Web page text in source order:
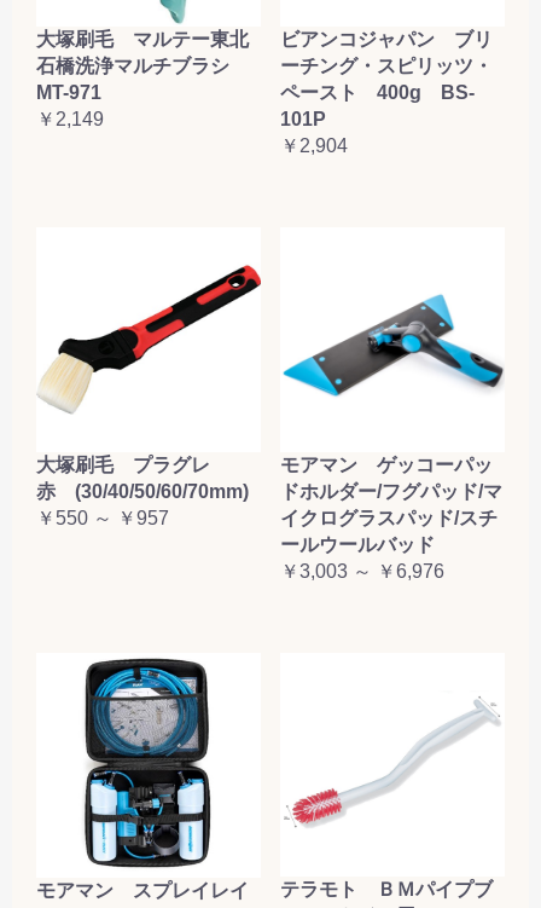
大塚刷毛 マルテー東北
石橋洗浄マルチブラシ
MT-971
￥2,149
ビアンコジャパン ブリ
ーチング・スピリッツ・
ペースト 400g BS-
101P
￥2,904
大塚刷毛 プラグレ
赤 (30/40/50/60/70mm)
￥550 ～ ￥957
モアマン ゲッコーパッ
ドホルダー/フグパッド/マ
イクログラスパッド/スチ
ールウールバッド
￥3,003 ～ ￥6,976
モアマン スプレイレイ
テラモト ＢＭパイプブ